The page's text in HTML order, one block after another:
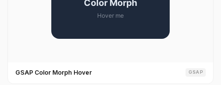
GSAP Color Morph Hover GSAP